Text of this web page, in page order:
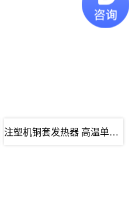
注塑机铜套发热器 高温单头加热管 空气干···